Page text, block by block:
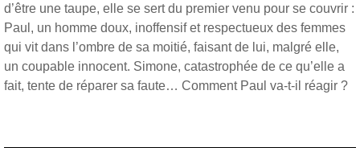
d’être une taupe, elle se sert du premier venu pour se couvrir :
Paul, un homme doux, inoffensif et respectueux des femmes
qui vit dans l’ombre de sa moitié, faisant de lui, malgré elle,
un coupable innocent. Simone, catastrophée de ce qu’elle a
fait, tente de réparer sa faute… Comment Paul va-t-il réagir ?